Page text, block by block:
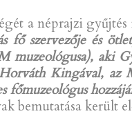
a néprajzi gyűjtés
fő szervezője és
aki
Kingával,
bemutatása került